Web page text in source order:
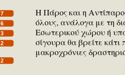
Η Πάρος και η
όλους, ανάλογα με τη
Εσωτερικού χώρου ή
σίγουρα θα βρείτε
μακροχρόνιες
7
6
3
2
2